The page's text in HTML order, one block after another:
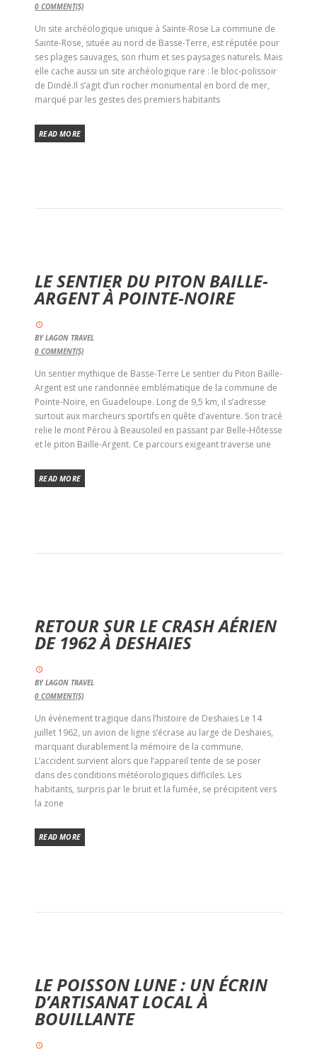
0 COMMENT(S)
Un site archéologique unique à Sainte-Rose La commune de
Sainte-Rose, située au nord de Basse-Terre, est réputée pour
ses plages sauvages, son rhum et ses paysages naturels. Mais
elle cache aussi un site archéologique rare : le bloc-polissoir
de Dindé.Il s’agit d’un rocher monumental en bord de mer,
marqué par les gestes des premiers habitants
READ MORE
LE SENTIER DU PITON BAILLE-
ARGENT À POINTE-NOIRE
BYLAGON TRAVEL
0 COMMENT(S)
Un sentier mythique de Basse-Terre Le sentier du Piton Baille-
Argent est une randonnée emblématique de la commune de
Pointe-Noire, en Guadeloupe. Long de 9,5 km, il s’adresse
surtout aux marcheurs sportifs en quête d’aventure. Son tracé
relie le mont Pérou à Beausoleil en passant par Belle-Hôtesse
et le piton Baille-Argent. Ce parcours exigeant traverse une
READ MORE
RETOUR SUR LE CRASH AÉRIEN
DE 1962 À DESHAIES
BYLAGON TRAVEL
0 COMMENT(S)
Un événement tragique dans l’histoire de Deshaies Le 14
juillet 1962, un avion de ligne s’écrase au large de Deshaies,
marquant durablement la mémoire de la commune.
L’accident survient alors que l’appareil tente de se poser
dans des conditions météorologiques difficiles. Les
habitants, surpris par le bruit et la fumée, se précipitent vers
la zone
READ MORE
LE POISSON LUNE : UN ÉCRIN
D’ARTISANAT LOCAL À
BOUILLANTE